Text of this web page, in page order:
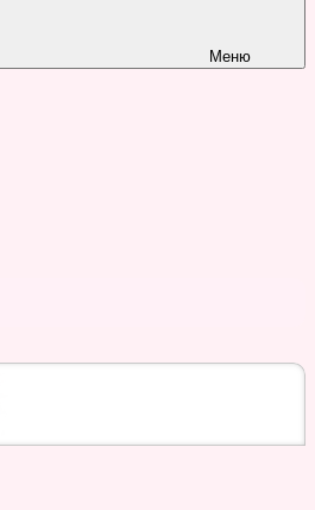
Меню